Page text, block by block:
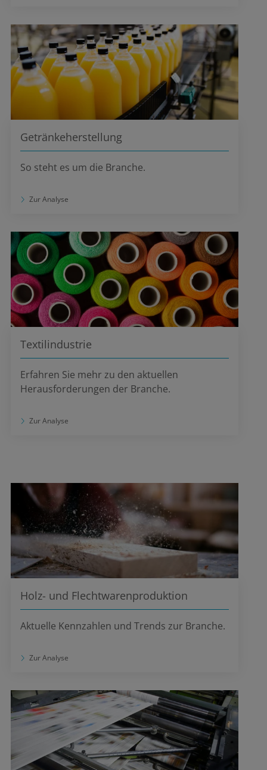
Getränkeherstellung
So steht es um die Branche.
Zur Analyse
Textilindustrie
Erfahren Sie mehr zu den aktuellen
Herausforderungen der Branche.
Zur Analyse
Holz- und Flechtwarenproduktion
Aktuelle Kennzahlen und Trends zur Branche.
Zur Analyse